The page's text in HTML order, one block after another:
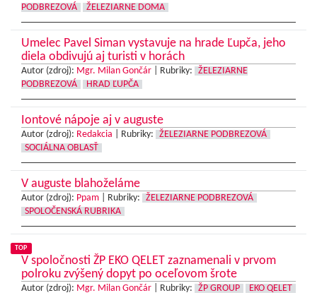
PODBREZOVÁ
ŽELEZIARNE DOMA
Umelec Pavel Siman vystavuje na hrade Ľupča, jeho
diela obdivujú aj turisti v horách
Autor (zdroj): Mgr. Milan Gončár Rubriky:
ŽELEZIARNE
PODBREZOVÁ
HRAD ĽUPČA
Iontové nápoje aj v auguste
Autor (zdroj): Redakcia Rubriky:
ŽELEZIARNE PODBREZOVÁ
SOCIÁLNA OBLASŤ
V auguste blahoželáme
Autor (zdroj): Ppam Rubriky:
ŽELEZIARNE PODBREZOVÁ
SPOLOČENSKÁ RUBRIKA
TOP
V spoločnosti ŽP EKO QELET zaznamenali v prvom
polroku zvýšený dopyt po oceľovom šrote
Autor (zdroj): Mgr. Milan Gončár Rubriky: ŽP GROUP EKO QELET